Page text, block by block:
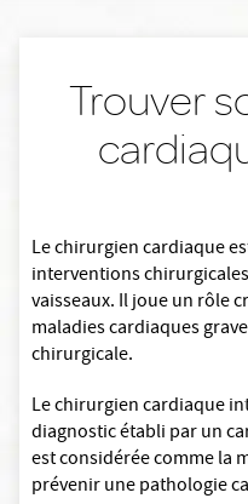
Trouver
Le chirurgien cardiaque
interventions
vaisseaux. Il joue un rôle
maladies cardiaques
chirurgicale.
Le chirurgien cardiaque
diagnostic établi par un
est considérée comme la
prévenir une pathologie